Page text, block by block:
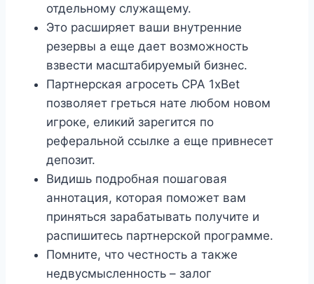
отдельному служащему.
Это расширяет ваши внутренние
резервы а еще дает возможность
взвести масштабируемый бизнес.
Партнерская агросеть CPA 1xBet
позволяет греться нате любом новом
игроке, еликий зарегится по
реферальной ссылке а еще привнесет
депозит.
Видишь подробная пошаговая
аннотация, которая поможет вам
приняться зарабатывать получите и
распишитесь партнерской программе.
Помните, что честность а также
недвусмысленность – залог